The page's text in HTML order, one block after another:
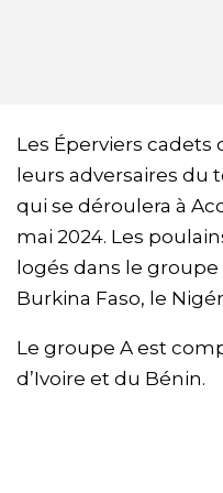
Les Éperviers
leurs adversaires du
qui se déroulera à
mai 2024. Les
logés dans le
Burkina Faso, le
Le groupe A est
d’Ivoire et du Bénin.